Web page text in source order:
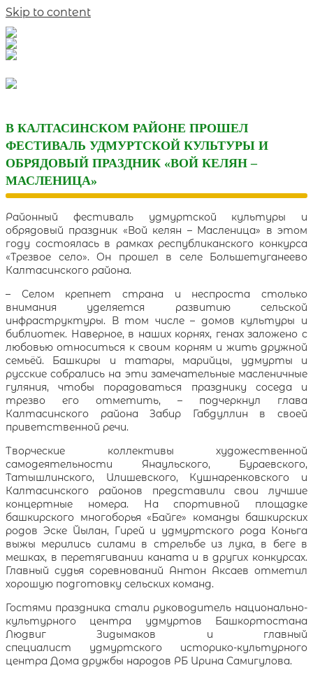
Skip to content
В КАЛТАСИНСКОМ РАЙОНЕ ПРОШЕЛ
ФЕСТИВАЛЬ УДМУРТСКОЙ КУЛЬТУРЫ И
ОБРЯДОВЫЙ ПРАЗДНИК «ВОЙ КЕЛЯН –
МАСЛЕНИЦА»
Районный фестиваль удмуртской культуры и
обрядовый праздник «Вой келян – Масленица» в этом
году состоялась в рамках республиканского конкурса
«Трезвое село». Он прошел в селе Большетуганеево
Калтасинского района.
– Селом крепнет страна и неспроста столько
внимания уделяется развитию сельской
инфраструктуры. В том числе – домов культуры и
библиотек. Наверное, в наших корнях, генах заложено с
любовью относиться к своим корням и жить дружной
семьёй. Башкиры и татары, марийцы, удмурты и
русские собрались на эти замечательные масленичные
гуляния, чтобы порадоваться празднику соседа и
трезво его отметить, – подчеркнул глава
Калтасинского района Забир Габдуллин в своей
приветственной речи.
Творческие коллективы художественной
самодеятельности Янаульского, Бураевского,
Татышлинского, Илишевского, Кушнаренковского и
Калтасинского районов представили свои лучшие
концертные номера. На спортивной площадке
башкирского многоборья «Байге» команды башкирских
родов Эске Йылан, Гирей и удмуртского рода Коньга
выжы мерились силами в стрельбе из лука, в беге в
мешках, в перетягивании каната и в других конкурсах.
Главный судья соревнований Антон Аксаев отметил
хорошую подготовку сельских команд.
Гостями праздника стали руководитель национально-
культурного центра удмуртов Башкортостана
Людвиг Зидымаков и главный
специалист удмуртского историко-культурного
центра Дома дружбы народов РБ Ирина Самигулова.